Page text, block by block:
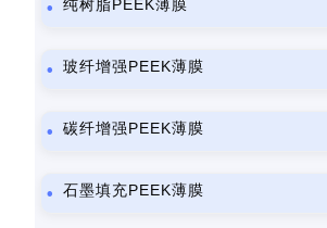
纯树脂PEEK薄膜
玻纤增强PEEK薄膜
碳纤增强PEEK薄膜
石墨填充PEEK薄膜